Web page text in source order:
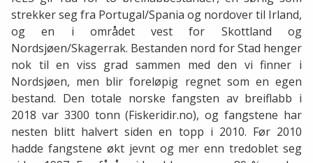
strekker seg fra Portugal/Spania og nordover til Irland,
og en i området vest for Skottland og
Nordsjøen/Skagerrak. Bestanden nord for Stad henger
nok til en viss grad sammen med den vi finner i
Nordsjøen, men blir foreløpig regnet som en egen
bestand. Den totale norske fangsten av breiflabb i
2018 var 3300 tonn (Fiskeridir.no), og fangstene har
nesten blitt halvert siden en topp i 2010. Før 2010
hadde fangstene økt jevnt og mer enn tredoblet seg